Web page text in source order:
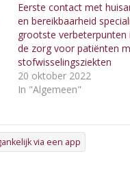
Eerste contact met
en bereikbaarheid
grootste verbeterpunten
de zorg voor patiënten
stofwisselingsziekten
20 oktober 2022
In "Algemeen"
via een app